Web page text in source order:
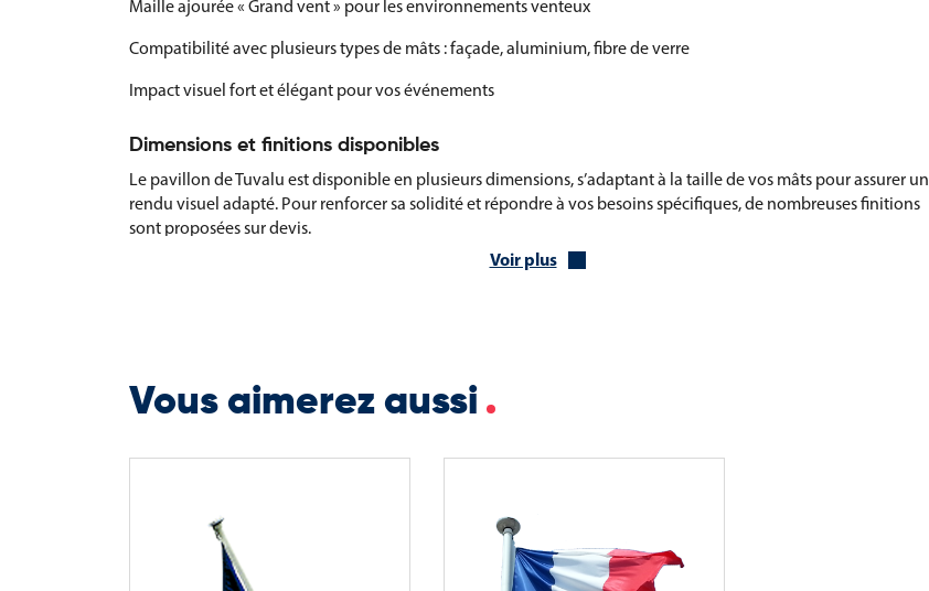
Maille ajourée « Grand vent » pour les environnements venteux
Compatibilité avec plusieurs types de mâts : façade, aluminium, fibre de verre
Impact visuel fort et élégant pour vos événements
Dimensions et finitions disponibles
Le pavillon de Tuvalu est disponible en plusieurs dimensions, s’adaptant à la taille de vos mâts pour assurer un
rendu visuel adapté. Pour renforcer sa solidité et répondre à vos besoins spécifiques, de nombreuses finitions
sont proposées sur devis.
Plombage pour une meilleure tenue verticale
Finitions sur mesure : coupe franche, hampe brute, agrafage, etc.
Voir plus
Vous aimerez aussi